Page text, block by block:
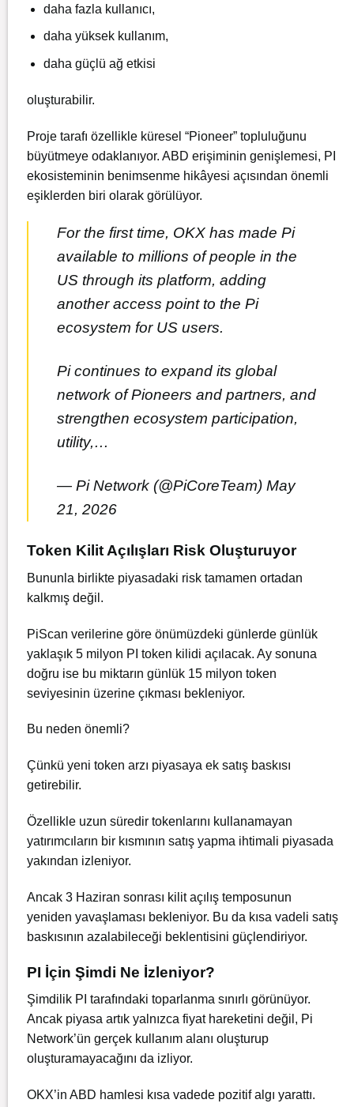
daha fazla kullanıcı,
daha yüksek kullanım,
daha güçlü ağ etkisi
oluşturabilir.
Proje tarafı özellikle küresel “Pioneer” topluluğunu
büyütmeye odaklanıyor. ABD erişiminin genişlemesi, PI
ekosisteminin benimsenme hikâyesi açısından önemli
eşiklerden biri olarak görülüyor.
For the first time, OKX has made Pi
available to millions of people in the
US through its platform, adding
another access point to the Pi
ecosystem for US users.
Pi continues to expand its global
network of Pioneers and partners, and
strengthen ecosystem participation,
utility,…
— Pi Network (@PiCoreTeam) May
21, 2026
Token Kilit Açılışları Risk Oluşturuyor
Bununla birlikte piyasadaki risk tamamen ortadan
kalkmış değil.
PiScan verilerine göre önümüzdeki günlerde günlük
yaklaşık 5 milyon PI token kilidi açılacak. Ay sonuna
doğru ise bu miktarın günlük 15 milyon token
seviyesinin üzerine çıkması bekleniyor.
Bu neden önemli?
Çünkü yeni token arzı piyasaya ek satış baskısı
getirebilir.
Özellikle uzun süredir tokenlarını kullanamayan
yatırımcıların bir kısmının satış yapma ihtimali piyasada
yakından izleniyor.
Ancak 3 Haziran sonrası kilit açılış temposunun
yeniden yavaşlaması bekleniyor. Bu da kısa vadeli satış
baskısının azalabileceği beklentisini güçlendiriyor.
PI İçin Şimdi Ne İzleniyor?
Şimdilik PI tarafındaki toparlanma sınırlı görünüyor.
Ancak piyasa artık yalnızca fiyat hareketini değil, Pi
Network’ün gerçek kullanım alanı oluşturup
oluşturamayacağını da izliyor.
OKX’in ABD hamlesi kısa vadede pozitif algı yarattı.